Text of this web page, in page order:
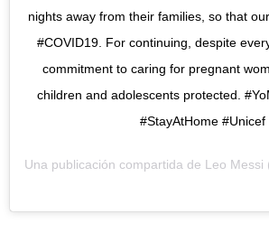
nights away from their families, so that
#COVID19. For continuing, despite
commitment to caring for pregnant
children and adolescents protected.
#StayAtHome #Unicef
Una publicación compartida de Leo Messi